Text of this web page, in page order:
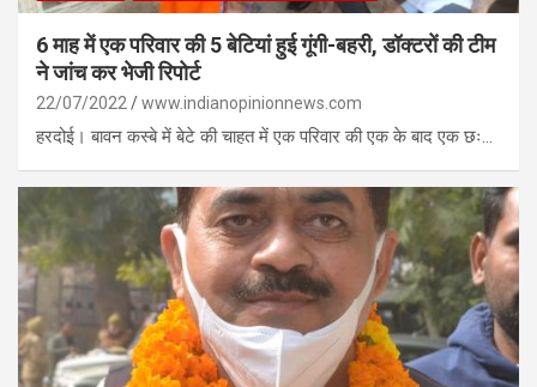
6 माह में एक परिवार की 5 बेटियां हुई गूंगी-बहरी, डॉक्टरों की टीम
ने जांच कर भेजी रिपोर्ट
22/07/2022 www.indianopinionnews.com
हरदोई। बावन कस्बे में बेटे की चाहत में एक परिवार की एक के बाद एक छः…